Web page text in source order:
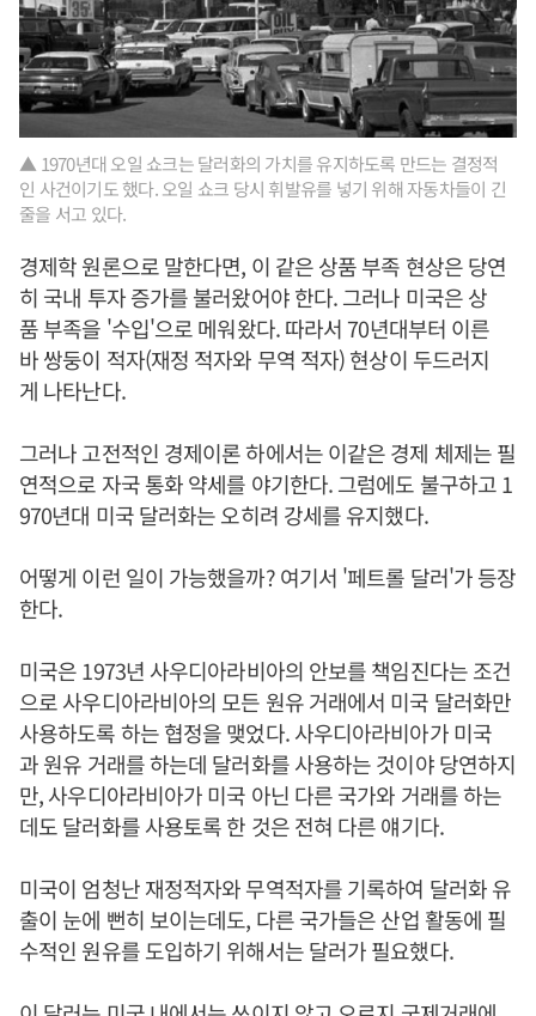
▲ 1970년대 오일 쇼크는 달러화의 가치를 유지하도록 만드는 결정적
인 사건이기도 했다. 오일 쇼크 당시 휘발유를 넣기 위해 자동차들이 긴
줄을 서고 있다.
경제학 원론으로 말한다면, 이 같은 상품 부족 현상은 당연
히 국내 투자 증가를 불러왔어야 한다. 그러나 미국은 상
품 부족을 '수입'으로 메워왔다. 따라서 70년대부터 이른
바 쌍둥이 적자(재정 적자와 무역 적자) 현상이 두드러지
게 나타난다.
그러나 고전적인 경제이론 하에서는 이같은 경제 체제는 필
연적으로 자국 통화 약세를 야기한다. 그럼에도 불구하고 1
970년대 미국 달러화는 오히려 강세를 유지했다.
어떻게 이런 일이 가능했을까? 여기서 '페트롤 달러'가 등장
한다.
미국은 1973년 사우디아라비아의 안보를 책임진다는 조건
으로 사우디아라비아의 모든 원유 거래에서 미국 달러화만
사용하도록 하는 협정을 맺었다. 사우디아라비아가 미국
과 원유 거래를 하는데 달러화를 사용하는 것이야 당연하지
만, 사우디아라비아가 미국 아닌 다른 국가와 거래를 하는
데도 달러화를 사용토록 한 것은 전혀 다른 얘기다.
미국이 엄청난 재정적자와 무역적자를 기록하여 달러화 유
출이 눈에 뻔히 보이는데도, 다른 국가들은 산업 활동에 필
수적인 원유를 도입하기 위해서는 달러가 필요했다.